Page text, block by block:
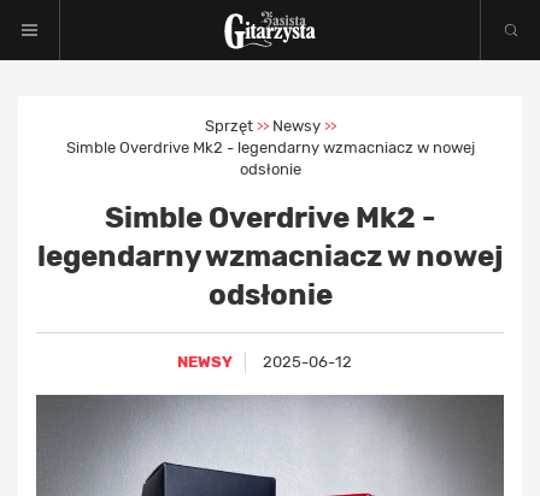
Sprzęt >> Newsy >>
Simble Overdrive Mk2 - legendarny wzmacniacz w nowej
odsłonie
Simble Overdrive Mk2 -
legendarny wzmacniacz w nowej
odsłonie
NEWSY 2025-06-12